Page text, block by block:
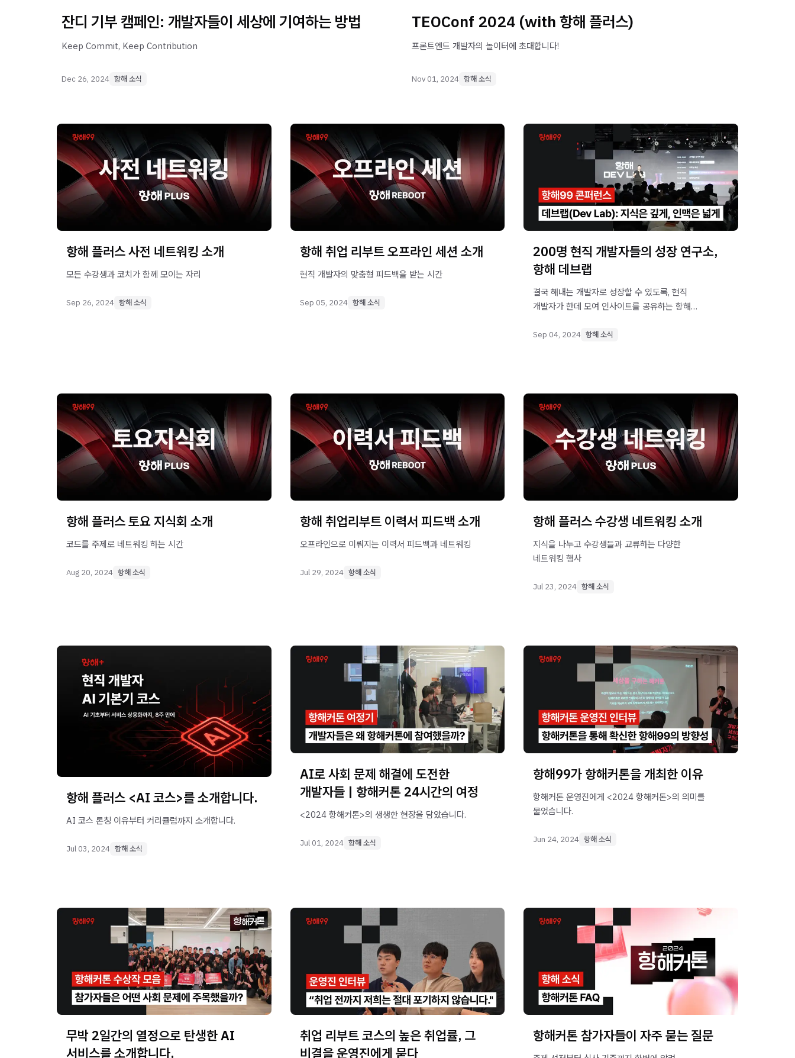
잔디 기부 캠페인: 개발자들이 세상에 기여하는 방법
Keep Commit, Keep Contribution
Dec 26, 2024 항해 소식
TEOConf 2024 (with 항해 플러스)
프론트엔드 개발자의 놀이터에 초대합니다!
Nov 01, 2024 항해 소식
항해 플러스 사전 네트워킹 소개
모든 수강생과 코치가 함께 모이는 자리
Sep 26, 2024 항해 소식
항해 취업 리부트 오프라인 세션 소개
현직 개발자의 맞춤형 피드백을 받는 시간
Sep 05, 2024 항해 소식
200명 현직 개발자들의 성장 연구소,
항해 데브랩
결국 해내는 개발자로 성장할 수 있도록, 현직
개발자가 한데 모여 인사이트를 공유하는 항해
Sep 04, 2024 항해 소식
항해 플러스 토요 지식회 소개
코드를 주제로 네트워킹 하는 시간
Aug 20, 2024 항해 소식
항해 취업리부트 이력서 피드백 소개
오프라인으로 이뤄지는 이력서 피드백과 네트워킹
Jul 29, 2024 항해 소식
항해 플러스 수강생 네트워킹 소개
지식을 나누고 수강생들과 교류하는 다양한
네트워킹 행사
Jul 23, 2024 항해 소식
항해 플러스 <AI 코스>를 소개합니다.
AI 코스 론칭 이유부터 커리큘럼까지 소개합니다.
Jul 03, 2024 항해 소식
AI로 사회 문제 해결에 도전한
개발자들 | 항해커톤 24시간의 여정
<2024 항해커톤>의 생생한 현장을 담았습니다.
Jul 01, 2024 항해 소식
항해99가 항해커톤을 개최한 이유
항해커톤 운영진에게 <2024 항해커톤>의 의미를
물었습니다.
Jun 24, 2024 항해 소식
무박 2일간의 열정으로 탄생한 AI
서비스를 소개합니다.
취업 리부트 코스의 높은 취업률, 그
비결을 운영진에게 묻다
항해커톤 참가자들이 자주 묻는 질문